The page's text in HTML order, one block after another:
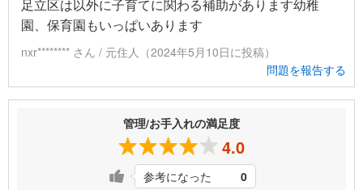
足立区は以外に子育てに関わる補助があります幼稚
園、保育園もいっぱいあります
nxr******** さん / 元住人（2024年5月10日に投稿）
問題を報告する
管理/お手入れの満足度
4.0
参考になった 0